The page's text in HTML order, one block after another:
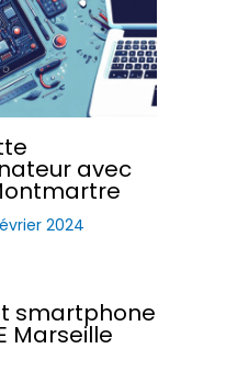
avec
2024
smartphone
Marseille